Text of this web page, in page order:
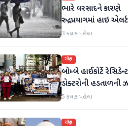
ભારે વરસાદને કારણે
રુદ્રપ્રયાગમાં હાઇ
3 કલાક પહેલા
રાષ્ટ્રીય
બોમ્બે હાઈકોર્ટે રેસિડેન્ટ
ડોક્ટરોની હડતાળની
કાઢી, 'જો કામ ન હોય
5 કલાક પહેલા
રાષ્ટ્રીય